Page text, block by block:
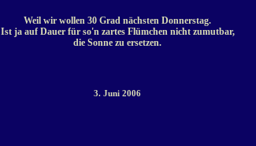
Weil wir wollen 30 Grad nächsten Donnerstag.
Ist ja auf Dauer für so'n zartes Flümchen nicht zumutbar,
die Sonne zu ersetzen.
3. Juni 2006